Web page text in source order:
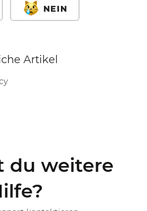
NEIN
Artikel
du weitere